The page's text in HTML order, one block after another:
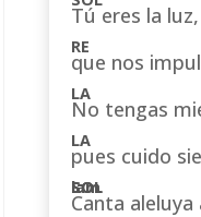
Tú eres la
que nos
No tengas
pues cuido
Canta aleluya